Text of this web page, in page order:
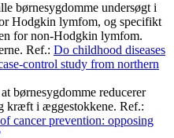
børnesygdomme undersøgt i
Hodgkin lymfom, og specifikt
for non-Hodgkin lymfom.
Ref.: Do childhood diseases
control study from northern
børnesygdomme reducerer
kræft i æggestokkene. Ref.:
cancer prevention: opposing